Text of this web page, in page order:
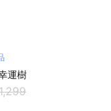
運樹